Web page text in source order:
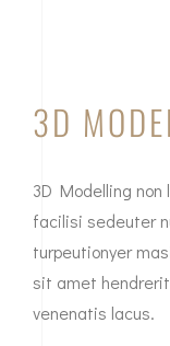
3D
3D Modelling
facilisi sedeuter
turpeutionyer
sit amet
venenatis lacus.